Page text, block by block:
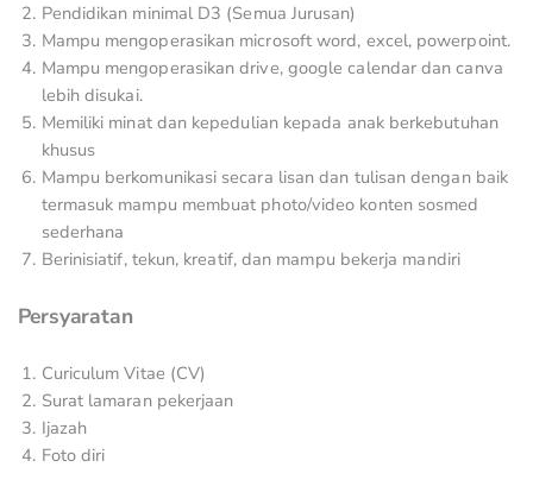
Pendidikan minimal D3 (Semua Jurusan)
Mampu mengoperasikan microsoft word, excel, powerpoint.
Mampu mengoperasikan drive, google calendar dan canva
lebih disukai.
Memiliki minat dan kepedulian kepada anak berkebutuhan
khusus
Mampu berkomunikasi secara lisan dan tulisan dengan baik
termasuk mampu membuat photo/video konten sosmed
sederhana
Berinisiatif, tekun, kreatif, dan mampu bekerja mandiri
Persyaratan
Curiculum Vitae (CV)
Surat lamaran pekerjaan
Ijazah
Foto diri